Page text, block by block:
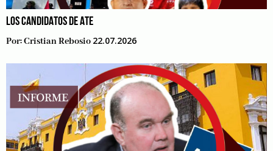
LOS CANDIDATOS DE ATE
Por:Cristian Rebosio 22.07.2026